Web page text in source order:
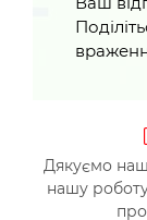
Дякуємо
нашу